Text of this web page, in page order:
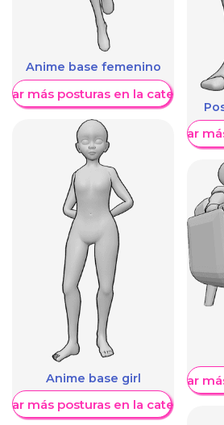
Anime base femenino
más posturas en la categoría
Anime base girl
más posturas en la categoría
Mostrar
Mostrar